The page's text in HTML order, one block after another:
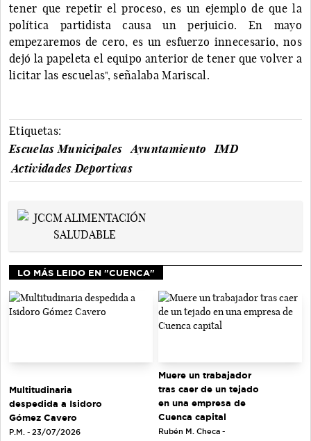
tener que repetir el proceso, es un ejemplo de que la
política partidista causa un perjuicio. En mayo
empezaremos de cero, es un esfuerzo innecesario, nos
dejó la papeleta el equipo anterior de tener que volver a
licitar las escuelas", señalaba Mariscal.
Etiquetas:
Escuelas Municipales
Ayuntamiento
IMD
Actividades Deportivas
LO MÁS LEIDO EN "CUENCA"
Multitudinaria
despedida a Isidoro
Gómez Cavero
P.M. - 23/07/2026
Muere un trabajador
tras caer de un tejado
en una empresa de
Cuenca capital
Rubén M. Checa -